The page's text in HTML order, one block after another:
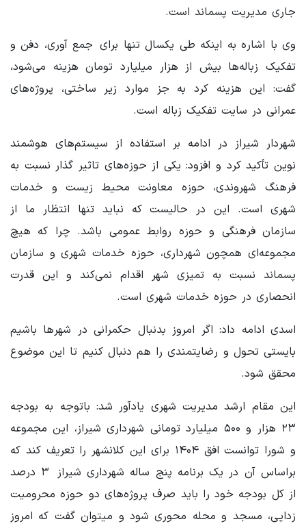
جاری مدیریت پسماند است.
وی با اشاره به اینکه طی یکسال تنها برای جمع آوری، دفن و
تفکیک زباله‌ها بیش از هزار میلیارد تومان هزینه می‌شود،
گفت: این هزینه کرد به جز موارد زیر ساختی، پروژه‌های
عمرانی در سایت تفکیک زباله است.
شهردار شیراز در ادامه بر استفاده از سیستم‌های هوشمند
نوین تأکید کرد و افزود: یکی از حوزه‌های تاثیر گذار نسبت به
فرهنگ شهروندی، حوزه معاونت محیط زیست و خدمات
شهری است. این در حالیست که نباید تنها انتظار ما از
سازمان فرهنگی و حوزه روابط عمومی باشد. چرا که هیچ
مجموعه‌ای همچون شهرداری، حوزه خدمات شهری و سازمان
پسماند نسبت به تمیزی شهر اقدام نمی‌کند و این قدرت
انحصاری در حوزه خدمات شهری است.
اسدی ادامه داد: اگر امروز بدنبال حکمرانی در شهرها باشیم
بایستی تحول و رضایتمندی را هم دنبال کنیم تا این موضوع
محقق شود.
این مقام ارشد مدیریت شهری یادآور شد: باتوجه به بودجه
۲۳ هزار و ۵۰۰ میلیارد تومانی شهرداری شیراز، این مجموعه
و شورا توانست افق ۱۴۰۴ برای این کلانشهر را تعریف کند که
براساس آن در یک برنامه پنج ساله شهرداری شیراز ۳ درصد
از کل بودجه خود را باید صرف پروژه‌های دو حوزه محرومیت
زدایی، مسجد و محله محوری شود و میتوان گفت که امروز